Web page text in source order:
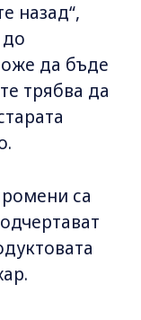
назад“,
да бъде
трябва да
са